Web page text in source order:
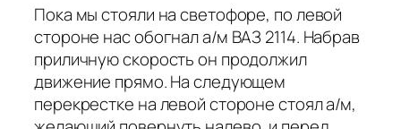
Пока мы стояли на светофоре, по левой
стороне нас обогнал а/м ВАЗ 2114. Набрав
приличную скорость он продолжил
движение прямо. На следующем
перекрестке на левой стороне стоял а/м,